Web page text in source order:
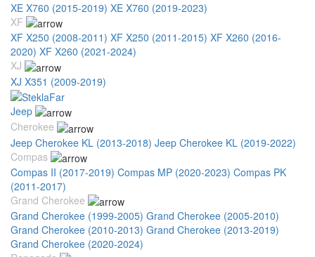
XE X760 (2015-2019) XE X760 (2019-2023)
XF
XF X250 (2008-2011) XF X250 (2011-2015) XF X260 (2016-
2020) XF X260 (2021-2024)
XJ
XJ X351 (2009-2019)
Jeep
Cherokee
Jeep Cherokee KL (2013-2018) Jeep Cherokee KL (2019-2022)
Compas
Compas II (2017-2019) Compas MP (2020-2023) Compas PK
(2011-2017)
Grand Cherokee
Grand Cherokee (1999-2005) Grand Cherokee (2005-2010)
Grand Cherokee (2010-2013) Grand Cherokee (2013-2019)
Grand Cherokee (2020-2024)